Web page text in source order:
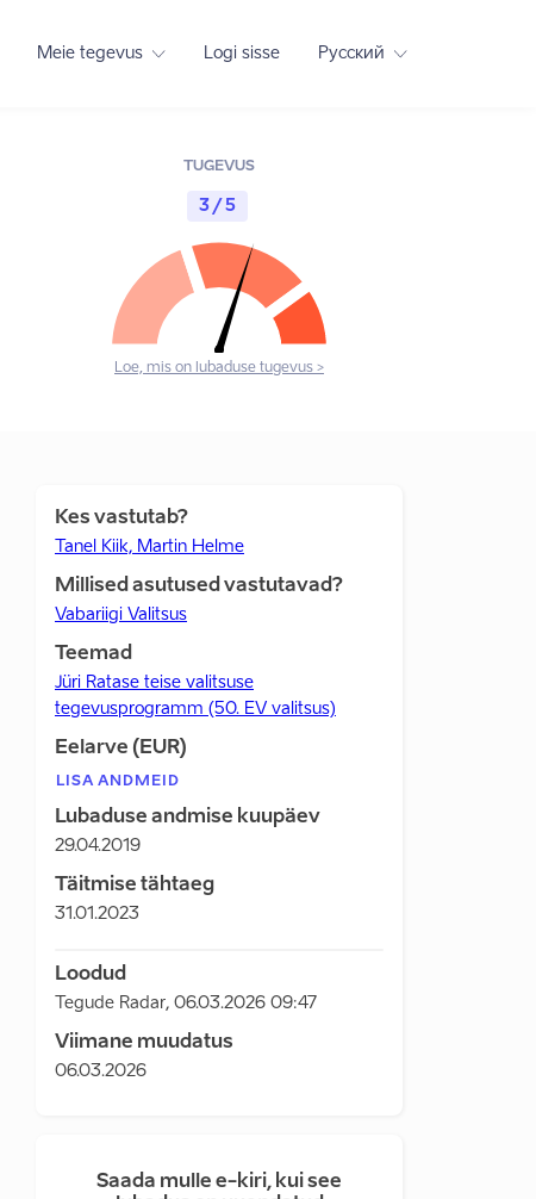
Meie tegevus Logi sisse Русский
TUGEVUS
3 / 5
Loe, mis on lubaduse tugevus >
Kes vastutab?
Tanel Kiik, Martin Helme
Millised asutused vastutavad?
Vabariigi Valitsus
Teemad
Jüri Ratase teise valitsuse
tegevusprogramm (50. EV valitsus)
Eelarve (EUR)
LISA ANDMEID
Lubaduse andmise kuupäev
29.04.2019
Täitmise tähtaeg
31.01.2023
Loodud
Tegude Radar, 06.03.2026 09:47
Viimane muudatus
06.03.2026
Saada mulle e-kiri, kui see